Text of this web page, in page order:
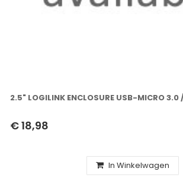
2.5" LOGILINK ENCLOSURE USB-MICRO
€ 18,98
In Winkelwagen